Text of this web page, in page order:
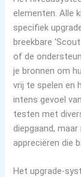
elementen. Alle
specifiek
breekbare
of de
je bronnen om
vrij te spelen en
intens gevoel
testen met
diepgaand,
appreciëren die
Het upgrade-